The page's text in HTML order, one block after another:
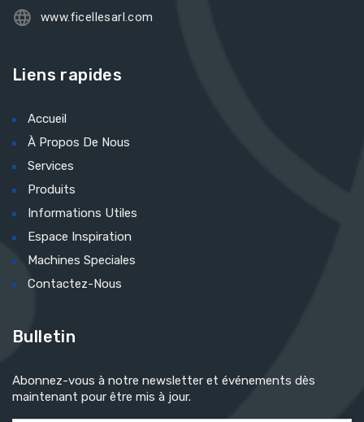
www.ficellesarl.com
Liens rapides
Accueil
À Propos De Nous
Services
Produits
Informations Utiles
Espace Inspiration
Machines Speciales
Contactez-Nous
Bulletin
Abonnez-vous à notre newsletter et événements dès
maintenant pour être mis à jour.